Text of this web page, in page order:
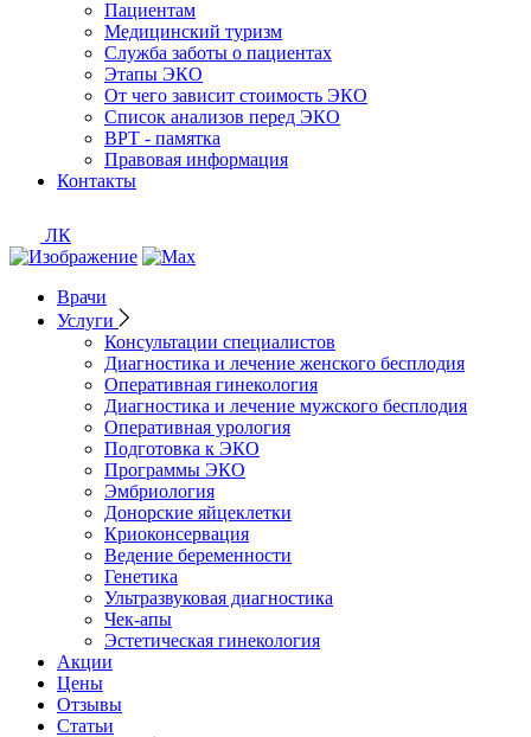
Пациентам
Медицинский туризм
Служба заботы о пациентах
Этапы ЭКО
От чего зависит стоимость ЭКО
Список анализов перед ЭКО
ВРТ - памятка
Правовая информация
Контакты
ЛК
Врачи
Услуги
Консультации специалистов
Диагностика и лечение женского бесплодия
Оперативная гинекология
Диагностика и лечение мужского бесплодия
Оперативная урология
Подготовка к ЭКО
Программы ЭКО
Эмбриология
Донорские яйцеклетки
Криоконсервация
Ведение беременности
Генетика
Ультразвуковая диагностика
Чек-апы
Эстетическая гинекология
Акции
Цены
Отзывы
Статьи